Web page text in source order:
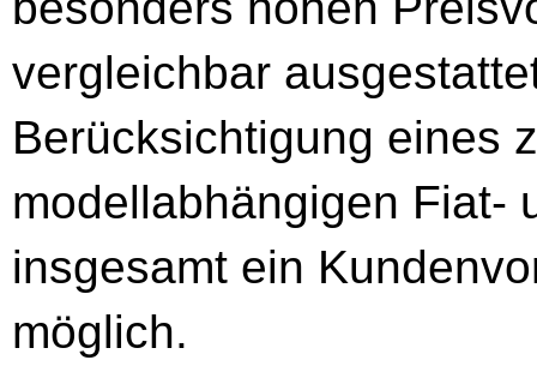
vergleichbar
Berücksichtigung eines
modellabhängigen Fiat-
insgesamt ein
möglich.